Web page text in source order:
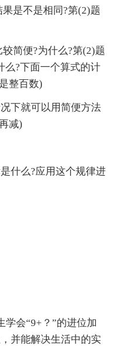
是不是相同?第(2)题
简便?为什么?第(2)题
么?下面一个算式的计
整百数)
下就可以用简便方法
减)
什么?应用这个规律进
学会“9+？”的进位加
并能解决生活中的实